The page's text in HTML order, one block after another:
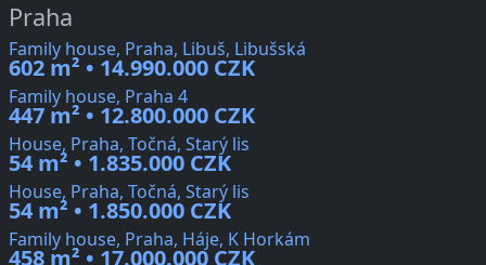
Praha
Family house, Praha, Libuš, Libušská
602 m² • 14.990.000 CZK
Family house, Praha 4
447 m² • 12.800.000 CZK
House, Praha, Točná, Starý lis
54 m² • 1.835.000 CZK
House, Praha, Točná, Starý lis
54 m² • 1.850.000 CZK
Family house, Praha, Háje, K Horkám
458 m² • 17.000.000 CZK